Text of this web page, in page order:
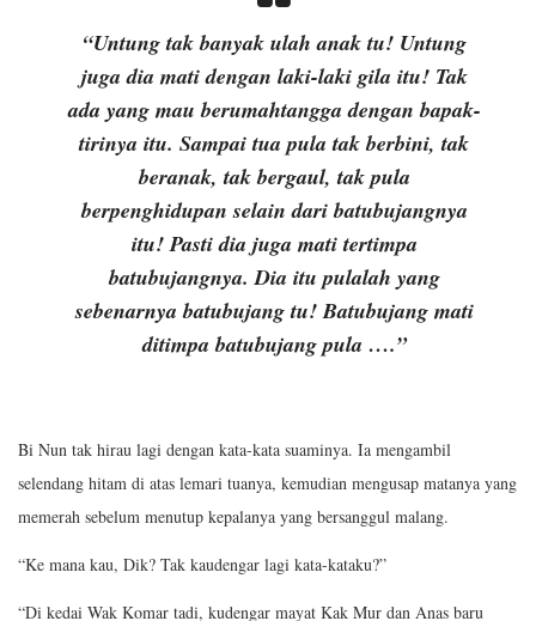
“Untung tak banyak ulah anaktu! Untung
juga dia mati dengan laki-laki gila itu! Tak
ada yang mau berumahtangga dengan bapak-
tirinya itu. Sampai tua pula tak berbini, tak
beranak, tak bergaul, tak pula
berpenghidupan selain dari batubujangnya
itu! Pasti dia juga mati tertimpa
batubujangnya. Dia itu pulalah yang
sebenarnya batubujangtu! Batubujang mati
ditimpa batubujang pula ….”
Bi Nun tak hirau lagi dengan kata-kata suaminya. Ia mengambil
selendang hitam di atas lemari tuanya, kemudian mengusap matanya yang
memerah sebelum menutup kepalanya yang bersanggul malang.
“Ke mana kau, Dik? Tak kaudengar lagi kata-kataku?”
“Di kedai Wak Komar tadi, kudengar mayat Kak Mur dan Anas baru